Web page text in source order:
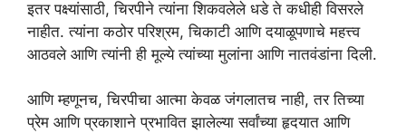
इतर पक्ष्यांसाठी, चिरपीने त्यांना शिकवलेले धडे ते कधीही विसरले
नाहीत. त्यांना कठोर परिश्रम, चिकाटी आणि दयाळूपणाचे महत्त्व
आठवले आणि त्यांनी ही मूल्ये त्यांच्या मुलांना आणि नातवंडांना दिली.
आणि म्हणूनच, चिरपीचा आत्मा केवळ जंगलातच नाही, तर तिच्या
प्रेम आणि प्रकाशाने प्रभावित झालेल्या सर्वांच्या हृदयात आणि